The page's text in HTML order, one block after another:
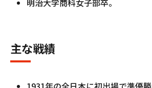
明治大学商科女子部卒。
主な戦績